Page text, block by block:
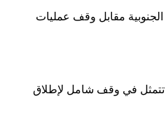
مقابل وقف عمليات
تتمثل في وقف شامل لإطلاق